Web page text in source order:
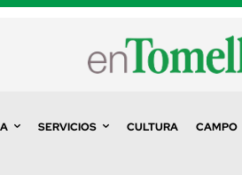
SERVICIOS CULTURA CAMPO